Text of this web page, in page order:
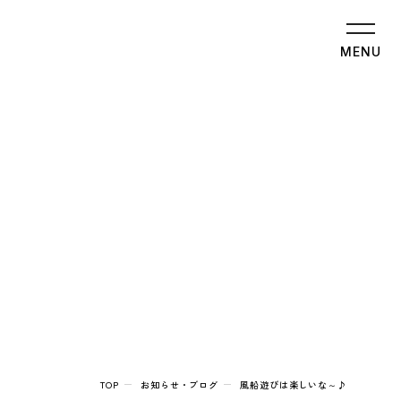
MENU
TOP お知らせ・ブログ 風船遊びは楽しいな～♪